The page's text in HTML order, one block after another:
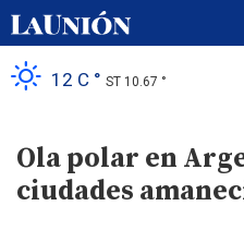
12 C ° ST 10.67 °
Ola polar en
ciudades